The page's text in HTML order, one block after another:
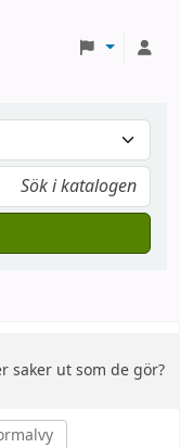
saker ut som de gör?